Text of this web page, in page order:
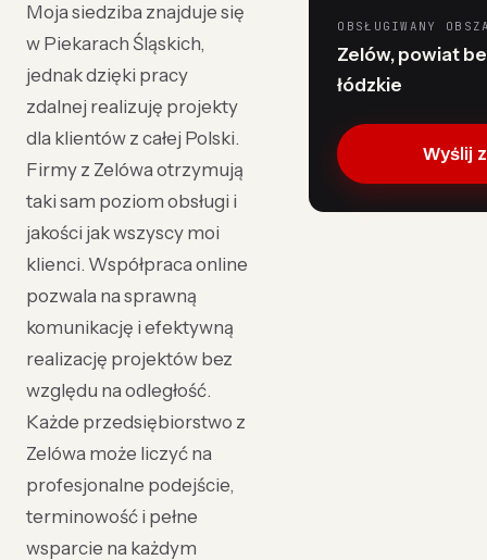
Moja siedziba znajduje się
w Piekarach Śląskich,
jednak dzięki pracy
zdalnej realizuję projekty
dla klientów z całej Polski.
Firmy z Zelówa otrzymują
taki sam poziom obsługi i
jakości jak wszyscy moi
klienci. Współpraca online
pozwala na sprawną
komunikację i efektywną
realizację projektów bez
względu na odległość.
Każde przedsiębiorstwo z
Zelówa może liczyć na
profesjonalne podejście,
terminowość i pełne
wsparcie na każdym
OBSŁUGIWANY
Zelów, powiat
łódzkie
Wyślij